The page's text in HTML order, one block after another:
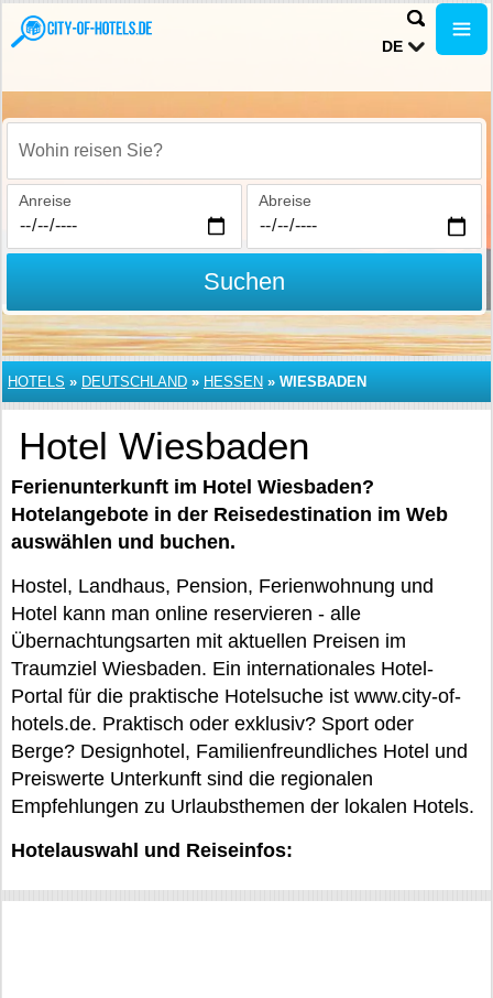
DE
Wohin reisen Sie?
Anreise Abreise
Suchen
HOTELS » DEUTSCHLAND » HESSEN » WIESBADEN
Hotel Wiesbaden
Ferienunterkunft im Hotel Wiesbaden?
Hotelangebote in der Reisedestination im Web
auswählen und buchen.
Hostel, Landhaus, Pension, Ferienwohnung und
Hotel kann man online reservieren - alle
Übernachtungsarten mit aktuellen Preisen im
Traumziel Wiesbaden. Ein internationales Hotel-
Portal für die praktische Hotelsuche ist www.city-of-
hotels.de. Praktisch oder exklusiv? Sport oder
Berge? Designhotel, Familienfreundliches Hotel und
Preiswerte Unterkunft sind die regionalen
Empfehlungen zu Urlaubsthemen der lokalen Hotels.
Hotelauswahl und Reiseinfos: